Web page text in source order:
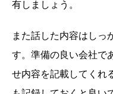
有しましょう。
また話した内容はしっ
す。準備の良い会社で
せ内容を記載してくれ